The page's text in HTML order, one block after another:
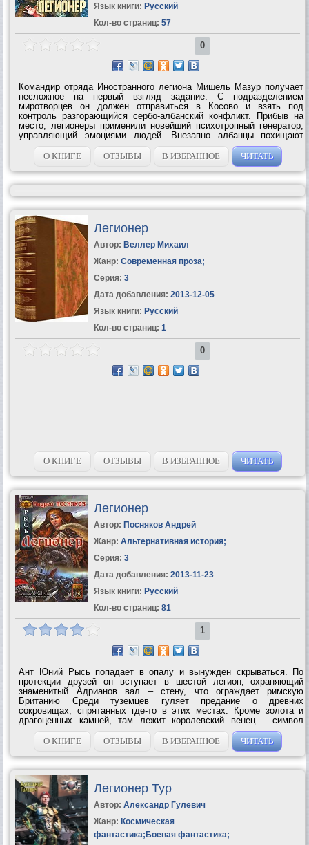
Язык книги: Русский
Кол-во страниц: 57
0
Командир отряда Иностранного легиона Мишель Мазур получает
несложное на первый взгляд задание. С подразделением
миротворцев он должен отправиться в Косово и взять под
контроль разгорающийся сербо-албанский конфликт. Прибыв на
место, легионеры применили новейший психотропный генератор,
управляющий эмоциями людей. Внезапно албанцы похищают
бойца из отряда Мазура и в качестве выкупа требуют уникальный
генератор, но бывший...
О КНИГЕ ОТЗЫВЫ В ИЗБРАННОЕ ЧИТАТЬ
Легионер
Автор: Веллер Михаил
Жанр: Современная проза;
Серия: 3
Дата добавления: 2013-12-05
Язык книги: Русский
Кол-во страниц: 1
0
О КНИГЕ ОТЗЫВЫ В ИЗБРАННОЕ ЧИТАТЬ
Легионер
Автор: Посняков Андрей
Жанр: Альтернативная история;
Серия: 3
Дата добавления: 2013-11-23
Язык книги: Русский
Кол-во страниц: 81
1
Ант Юний Рысь попадает в опалу и вынужден скрываться. По
протекции друзей он вступает в шестой легион, охраняющий
знаменитый Адрианов вал – стену, что ограждает римскую
Британию Среди туземцев гуляет предание о древних
сокровищах, спрятанных где-то в этих местах. Кроме золота и
драгоценных камней, там лежит королевский венец – символ
неограниченной власти над всеми племенами бриттов. А еще в
этих краях происходят очень...
О КНИГЕ ОТЗЫВЫ В ИЗБРАННОЕ ЧИТАТЬ
Легионер Тур
Автор: Александр Гулевич
Жанр: Космическая
фантастика; Боевая фантастика;